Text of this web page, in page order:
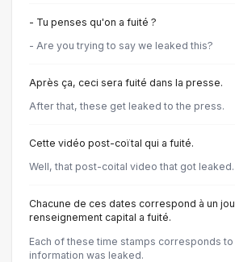
- Tu penses qu'on a fuité ?
- Are you trying to say we leaked this?
Après ça, ceci sera fuité dans la presse.
After that, these get leaked to the press.
Cette vidéo post-coïtal qui a fuité.
Well, that post-coital video that got leaked.
Chacune de ces dates correspond à un
renseignement capital a fuité.
Each of these time stamps corresponds
information was leaked.